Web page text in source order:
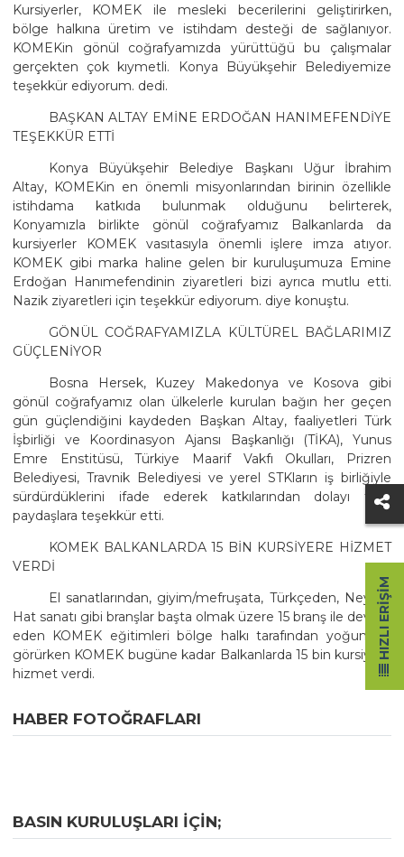
Kursiyerler, KOMEK ile mesleki becerilerini geliştirirken,
bölge halkına üretim ve istihdam desteği de sağlanıyor.
KOMEKin gönül coğrafyamızda yürüttüğü bu çalışmalar
gerçekten çok kıymetli. Konya Büyükşehir Belediyemize
teşekkür ediyorum. dedi.
BAŞKAN ALTAY EMİNE ERDOĞAN HANIMEFENDİYE
TEŞEKKÜR ETTİ
Konya Büyükşehir Belediye Başkanı Uğur İbrahim
Altay, KOMEKin en önemli misyonlarından birinin özellikle
istihdama katkıda bulunmak olduğunu belirterek,
Konyamızla birlikte gönül coğrafyamız Balkanlarda da
kursiyerler KOMEK vasıtasıyla önemli işlere imza atıyor.
KOMEK gibi marka haline gelen bir kuruluşumuza Emine
Erdoğan Hanımefendinin ziyaretleri bizi ayrıca mutlu etti.
Nazik ziyaretleri için teşekkür ediyorum. diye konuştu.
GÖNÜL COĞRAFYAMIZLA KÜLTÜREL BAĞLARIMIZ
GÜÇLENİYOR
Bosna Hersek, Kuzey Makedonya ve Kosova gibi
gönül coğrafyamız olan ülkelerle kurulan bağın her geçen
gün güçlendiğini kaydeden Başkan Altay, faaliyetleri Türk
İşbirliği ve Koordinasyon Ajansı Başkanlığı (TİKA), Yunus
Emre Enstitüsü, Türkiye Maarif Vakfı Okulları, Prizren
Belediyesi, Travnik Belediyesi ve yerel STKların iş birliğiyle
sürdürdüklerini ifade ederek katkılarından dolayı tüm
paydaşlara teşekkür etti.
KOMEK BALKANLARDA 15 BİN KURSİYERE HİZMET
VERDİ
El sanatlarından, giyim/mefruşata, Türkçeden, Ney ve
Hat sanatı gibi branşlar başta olmak üzere 15 branş ile devam
eden KOMEK eğitimleri bölge halkı tarafından yoğun ilgi
görürken KOMEK bugüne kadar Balkanlarda 15 bin kursiyere
hizmet verdi.
HABER FOTOĞRAFLARI
BASIN KURULUŞLARI IÇIN;
HIZLI ERIŞIM